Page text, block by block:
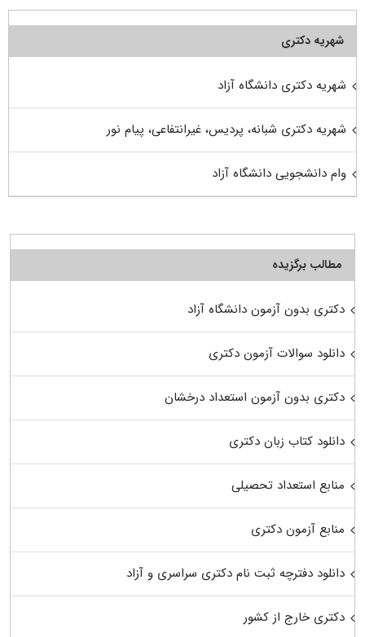
شهریه دکتری
شهریه دکتری دانشگاه آزاد
شهریه دکتری شبانه، پردیس، غیرانتفاعی، پیام نور
وام دانشجویی دانشگاه آزاد
مطالب برگزیده
دکتری بدون آزمون دانشگاه آزاد
دانلود سوالات آزمون دکتری
دکتری بدون آزمون استعداد درخشان
دانلود کتاب زبان دکتری
منابع استعداد تحصیلی
منابع آزمون دکتری
دانلود دفترچه ثبت نام دکتری سراسری و آزاد
دکتری خارج از کشور